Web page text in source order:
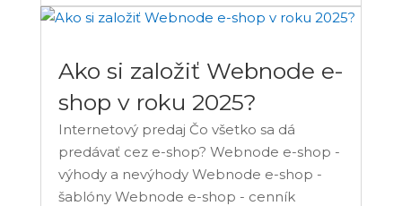
Ako si založiť Webnode e-
shop v roku 2025?
Internetový predaj Čo všetko sa dá
predávať cez e-shop? Webnode e-shop -
výhody a nevýhody Webnode e-shop -
šablóny Webnode e-shop - cenník